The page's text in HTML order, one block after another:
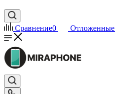
Сравнение0 Отложенные